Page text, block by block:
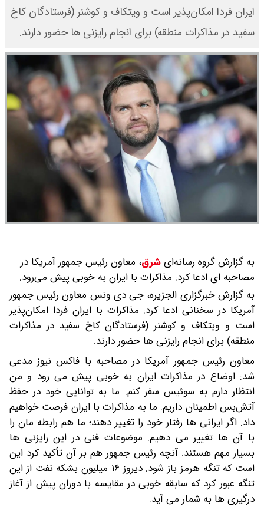
ایران فردا امکان‌پذیر است و ویتکاف و کوشنر (فرستادگان کاخ
سفید در مذاکرات منطقه) برای انجام رایزنی ها حضور دارند.
به گزارش گروه رسانه‌ایشرق، معاون رئیس جمهور آمریکا در
مصاحبه ای ادعا کرد: مذاکرات با ایران به خوبی پیش می‌رود.
به گزارش خبرگزاری الجزیره،‌ جی دی ونس معاون رئیس جمهور
آمریکا در سخنانی ادعا کرد: مذاکرات با ایران فردا امکان‌پذیر
است و ویتکاف و کوشنر (فرستادگان کاخ سفید در مذاکرات
منطقه) برای انجام رایزنی ها حضور دارند.
معاون رئیس جمهور آمریکا در مصاحبه با فاکس نیوز مدعی
شد: اوضاع در مذاکرات ایران به خوبی پیش می‌ رود و من
انتظار دارم به سوئیس سفر کنم. ما به توانایی خود در حفظ
آتش‌بس اطمینان داریم. ما به مذاکرات با ایران فرصت خواهیم
داد. اگر ایرانی ها رفتار خود را تغییر دهند؛ ما هم رابطه مان را
با آن ها تغییر می دهیم. موضوعات فنی در این رایزنی ها
بسیار مهم هستند. آنچه رئیس جمهور هم بر آن تأکید کرد این
است که تنگه هرمز باز شود. دیروز ۱۶ میلیون بشکه نفت از این
تنگه عبور کرد که سابقه خوبی در مقایسه با دوران پیش از آغاز
درگیری ها به شمار می آید.